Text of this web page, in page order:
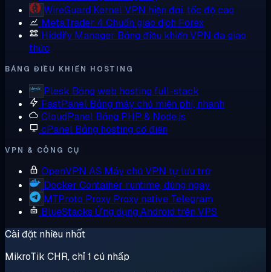
WireGuard Kernel VPN hiện đại, tốc độ cao
MetaTrader 4 Chuẩn giao dịch Forex
Hiddify Manager Bảng điều khiển VPN đa giao
thức
BẢNG ĐIỀU KHIỂN HOSTING
Plesk Bảng web hosting full-stack
FastPanel Bảng máy chủ miễn phí, nhanh
CloudPanel Bảng PHP & Node.js
cPanel Bảng hosting cổ điển
VPN & CÔNG CỤ
OpenVPN AS Máy chủ VPN tự lưu trữ
Docker Container runtime, dùng ngay
MTProto Proxy Proxy native Telegram
BlueStacks Ứng dụng Android trên VPS
Cài đặt nhiều nhất
MikroTik CHR, chỉ 1 cú nhấp